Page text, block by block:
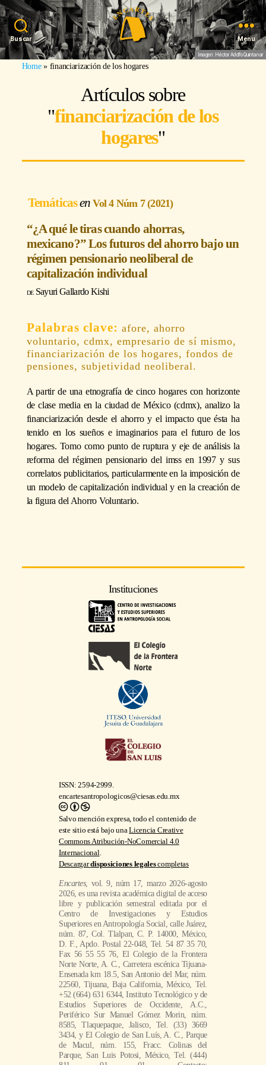
Buscar Menu
Imagen: Héctor Adolfo Quintanar
Home» financiarización de los hogares
Artículos sobre
"financiarización de los
hogares"
Temáticas Vol 4 Núm 7 (2021)
“¿A qué le tiras cuando ahorras,
mexicano?” Los futuros del ahorro bajo un
régimen pensionario neoliberal de
capitalización individual
Sayuri Gallardo Kishi
afore, ahorro
voluntario, cdmx, empresario de sí mismo,
financiarización de los hogares, fondos de
pensiones, subjetividad neoliberal.
A partir de una etnografía de cinco hogares con horizonte
de clase media en la ciudad de México (cdmx), analizo la
financiarización desde el ahorro y el impacto que ésta ha
tenido en los sueños e imaginarios para el futuro de los
hogares. Tomo como punto de ruptura y eje de análisis la
reforma del régimen pensionario del imss en 1997 y sus
correlatos publicitarios, particularmente en la imposición de
un modelo de capitalización individual y en la creación de
la figura del Ahorro Voluntario.
Instituciones
ISSN: 2594-2999.
encartesantropologicos@ciesas.edu.mx
Salvo mención expresa, todo el contenido de
este sitio está bajo unaLicencia Creative
Commons Atribución-NoComercial 4.0
Internacional.
Descargardisposiciones legalescompletas
Encartes, vol. 9, núm 17, marzo 2026-agosto
2026, es una revista académica digital de acceso
libre y publicación semestral editada por el
Centro de Investigaciones y Estudios
Superiores en Antropología Social, calle Juárez,
núm. 87, Col. Tlalpan, C. P. 14000, México,
D. F., Apdo. Postal 22-048, Tel. 54 87 35 70,
Fax 56 55 55 76, El Colegio de la Frontera
Norte Norte, A. C., Carretera escénica Tijuana-
Ensenada km 18.5, San Antonio del Mar, núm.
22560, Tijuana, Baja California, México, Tel.
+52 (664) 631 6344, Instituto Tecnológico y de
Estudios Superiores de Occidente, A.C.,
Periférico Sur Manuel Gómez Morin, núm.
8585, Tlaquepaque, Jalisco, Tel. (33) 3669
3434, y El Colegio de San Luís, A. C., Parque
de Macul, núm. 155, Fracc. Colinas del
Parque, San Luis Potosi, México, Tel. (444)